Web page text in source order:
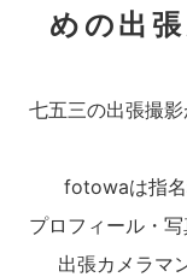
めの出
七五三の出張撮
fotowaは指名
プロフィール・
出張カメラマ